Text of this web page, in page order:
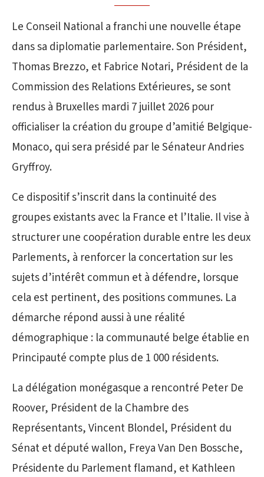
Le Conseil National a franchi une nouvelle étape
dans sa diplomatie parlementaire. Son Président,
Thomas Brezzo, et Fabrice Notari, Président de la
Commission des Relations Extérieures, se sont
rendus à Bruxelles mardi 7 juillet 2026 pour
officialiser la création du groupe d’amitié Belgique-
Monaco, qui sera présidé par le Sénateur Andries
Gryffroy.
Ce dispositif s’inscrit dans la continuité des
groupes existants avec la France et l’Italie. Il vise à
structurer une coopération durable entre les deux
Parlements, à renforcer la concertation sur les
sujets d’intérêt commun et à défendre, lorsque
cela est pertinent, des positions communes. La
démarche répond aussi à une réalité
démographique : la communauté belge établie en
Principauté compte plus de 1 000 résidents.
La délégation monégasque a rencontré Peter De
Roover, Président de la Chambre des
Représentants, Vincent Blondel, Président du
Sénat et député wallon, Freya Van Den Bossche,
Présidente du Parlement flamand, et Kathleen